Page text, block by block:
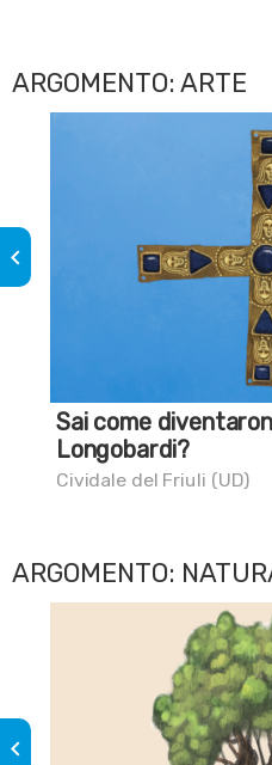
ARGOMENTO: ARTE
Sai come
Longobardi?
Cividale del Friuli (UD)
keyboard_arrow_left
ARGOMENTO:
keyboard_arrow_left